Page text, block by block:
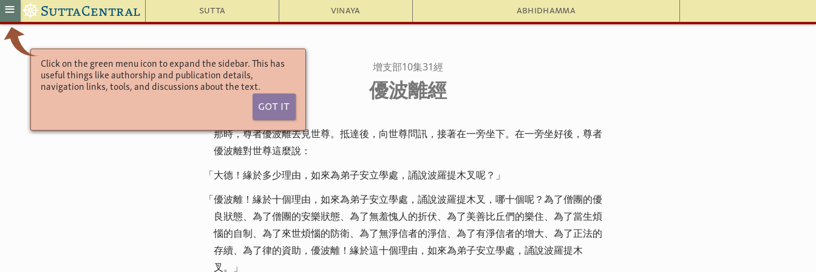
Sutta Vinaya Abhidhamma
≡ ☸ SuttaCentral
Click on the green menu icon to expand the sidebar. This has
useful things like authorship and publication details,
navigation links, tools, and discussions about the text.
Got It
增支部10集31經
優波離經
那時，尊者優波離去見世尊。抵達後，向世尊問訊，接著在一旁坐下。在一旁坐好後，尊者
優波離對世尊這麼說：
「大德！緣於多少理由，如來為弟子安立學處，誦說波羅提木叉呢？」
「優波離！緣於十個理由，如來為弟子安立學處，誦說波羅提木叉，哪十個呢？為了僧團的優
良狀態、為了僧團的安樂狀態、為了無羞愧人的折伏、為了美善比丘們的樂住、為了當生煩
惱的自制、為了來世煩惱的防衛、為了無淨信者的淨信、為了有淨信者的增大、為了正法的
存續、為了律的資助，優波離！緣於這十個理由，如來為弟子安立學處，誦說波羅提木
叉。」